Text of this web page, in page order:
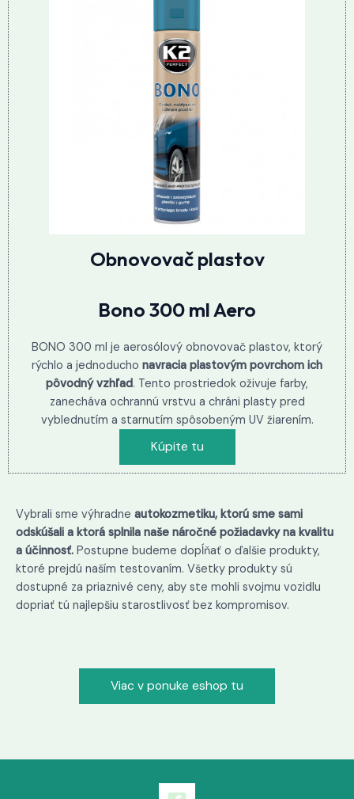
Obnovovač plastov
Bono 300 ml Aero
BONO 300 ml je aerosólový obnovovač plastov, ktorý
rýchlo a jednoducho navracia plastovým povrchom ich
pôvodný vzhľad. Tento prostriedok oživuje farby,
zanecháva ochrannú vrstvu a chráni plasty pred
vyblednutím a starnutím spôsobeným UV žiarením.
Kúpite tu
Vybrali sme výhradne autokozmetiku, ktorú sme sami
odskúšali a ktorá splnila naše náročné požiadavky na kvalitu
a účinnosť. Postupne budeme dopĺňať o ďalšie produkty,
ktoré prejdú naším testovaním. Všetky produkty sú
dostupné za priaznivé ceny, aby ste mohli svojmu vozidlu
dopriať tú najlepšiu starostlivosť bez kompromisov.
Viac v ponuke eshop tu